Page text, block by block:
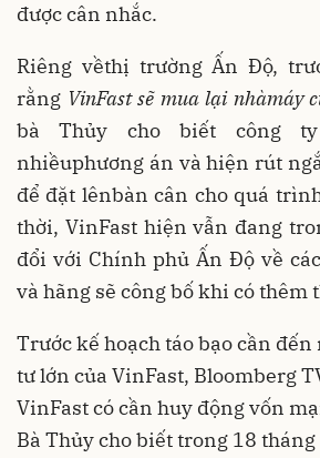
được cân nhắc.
Riêng vềthị trường Ấn Độ,
rằng VinFast sẽ mua lại nhàmáy
bà Thủy cho biết công
nhiềuphương án và hiện rút
để đặt lênbàn cân cho quá
thời, VinFast hiện vẫn đang
đổi với Chính phủ Ấn Độ về
và hãng sẽ công bố khi có
Trước kế hoạch táo bạo cần
tư lớn của VinFast, Bloomberg
VinFast có cần huy động vốn
Bà Thủy cho biết trong 18